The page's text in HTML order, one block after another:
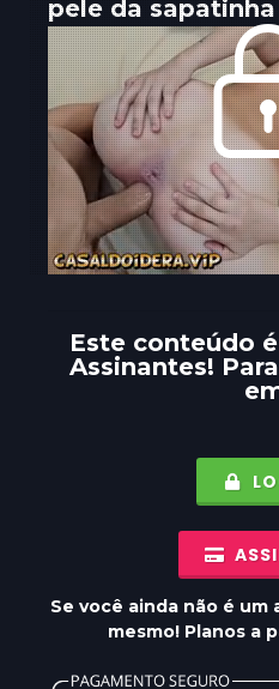
pele da
Este conteúdo
Assinantes!
Se você ainda não é um
mesmo! Planos a